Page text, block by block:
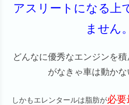
アスリートになる上
ません。
どんなに優秀なエンジンを
がなきゃ車は動かな
しかもエレンタールは脂肪が必要